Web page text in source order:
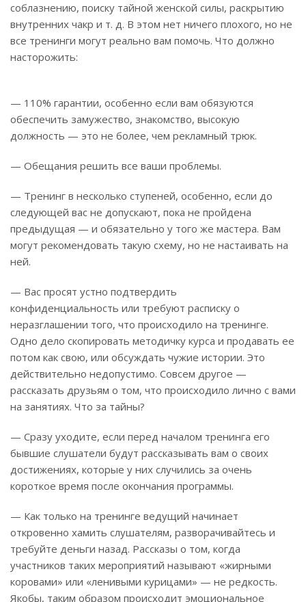
соблазнению, поиску тайной женской силы, раскрытию
внутренних чакр и т. д. В этом нет ничего плохого, но не
все тренинги могут реально вам помочь. Что должно
насторожить:
— 110% гарантии, особенно если вам обязуются
обеспечить замужество, знакомство, высокую
должность — это не более, чем рекламный трюк.
— Обещания решить все ваши проблемы.
— Тренинг в несколько ступеней, особенно, если до
следующей вас не допускают, пока не пройдена
предыдущая — и обязательно у того же мастера. Вам
могут рекомендовать такую схему, но не настаивать на
ней.
— Вас просят устно подтвердить
конфиденциальность или требуют расписку о
неразглашении того, что происходило на тренинге.
Одно дело скопировать методичку курса и продавать ее
потом как свою, или обсуждать чужие истории. Это
действительно недопустимо. Совсем другое —
рассказать друзьям о том, что происходило лично с вами
на занятиях. Что за тайны?
— Сразу уходите, если перед началом тренинга его
бывшие слушатели будут рассказывать вам о своих
достижениях, которые у них случились за очень
короткое время после окончания программы.
— Как только на тренинге ведущий начинает
откровенно хамить слушателям, разворачивайтесь и
требуйте деньги назад. Рассказы о том, когда
участников таких мероприятий называют «жирными
коровами» или «ленивыми курицами» — не редкость.
Якобы, таким образом происходит эмоциональное